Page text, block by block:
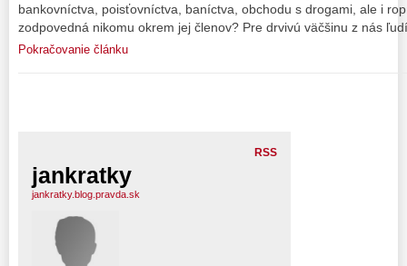
bankovníctva, poisťovníctva, baníctva, obchodu s drogami, ale i
zodpovedná nikomu okrem jej členov? Pre drvivú väčšinu z nás
Pokračovanie článku
RSS
jankratky
jankratky.blog.pravda.sk